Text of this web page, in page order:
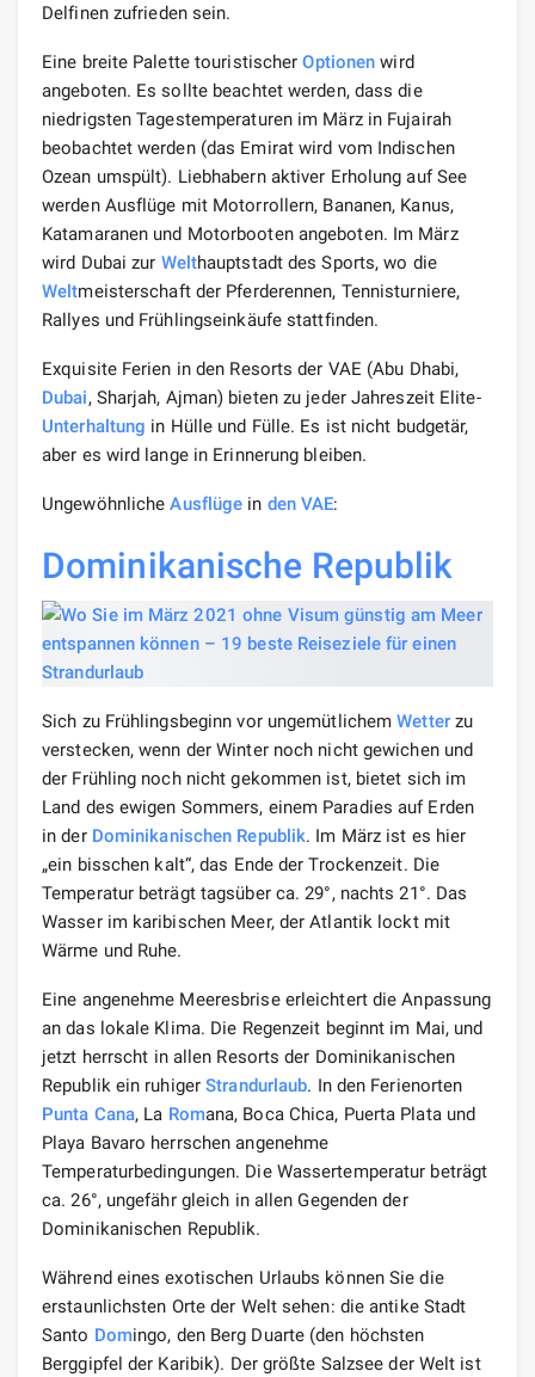
Delfinen zufrieden sein.
Eine breite Palette touristischerOptionen wird
angeboten. Es sollte beachtet werden, dass die
niedrigsten Tagestemperaturen im März in Fujairah
beobachtet werden (das Emirat wird vom Indischen
Ozean umspült). Liebhabern aktiver Erholung auf See
werden Ausflüge mit Motorrollern, Bananen, Kanus,
Katamaranen und Motorbooten angeboten. Im März
wird Dubai zur Welthauptstadt des Sports, wo die
Weltmeisterschaft der Pferderennen, Tennisturniere,
Rallyes und Frühlingseinkäufe stattfinden.
Exquisite Ferien in den Resorts der VAE (Abu Dhabi,
Dubai, Sharjah, Ajman) bieten zu jeder Jahreszeit Elite-
Unterhaltung in Hülle und Fülle. Es ist nicht budgetär,
aber es wird lange in Erinnerung bleiben.
UngewöhnlicheAusflüge in den VAE:
Dominikanische Republik
Sich zu Frühlingsbeginn vor ungemütlichemWetterzu
verstecken, wenn der Winter noch nicht gewichen und
der Frühling noch nicht gekommen ist, bietet sich im
Land des ewigen Sommers, einem Paradies auf Erden
in der Dominikanischen Republik. Im März ist es hier
„ein bisschen kalt“, das Ende der Trockenzeit. Die
Temperatur beträgt tagsüber ca. 29°, nachts 21°. Das
Wasser im karibischen Meer, der Atlantik lockt mit
Wärme und Ruhe.
Eine angenehme Meeresbrise erleichtert die Anpassung
an das lokale Klima. Die Regenzeit beginnt im Mai, und
jetzt herrscht in allen Resorts der Dominikanischen
Republik ein ruhigerStrandurlaub. In den Ferienorten
Punta Cana, La Romana, Boca Chica, Puerta Plata und
Playa Bavaro herrschen angenehme
Temperaturbedingungen. Die Wassertemperatur beträgt
ca. 26°, ungefähr gleich in allen Gegenden der
Dominikanischen Republik.
Während eines exotischen Urlaubs können Sie die
erstaunlichsten Orte der Welt sehen: die antike Stadt
Santo Domingo, den Berg Duarte (den höchsten
Berggipfel der Karibik). Der größte Salzsee der Welt ist